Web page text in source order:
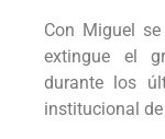
Con Miguel
extingue el
durante los
institucional